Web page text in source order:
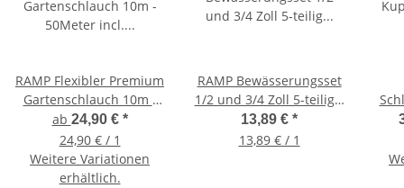
RAMP Flexibler Premium
Gartenschlauch 10m -
50Meter incl. Zubehör
ab 24,90 € *
24,90 € / 1
Weitere Variationen
erhältlich.
RAMP Bewässerungsset
1/2 und 3/4 Zoll 5-teilig –
Schnellkupplungen,
Aqua Stop & Sprühdüse
13,89 € *
13,89 € / 1